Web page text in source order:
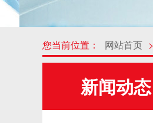
您当前位置： 网站首页 >
新闻动态